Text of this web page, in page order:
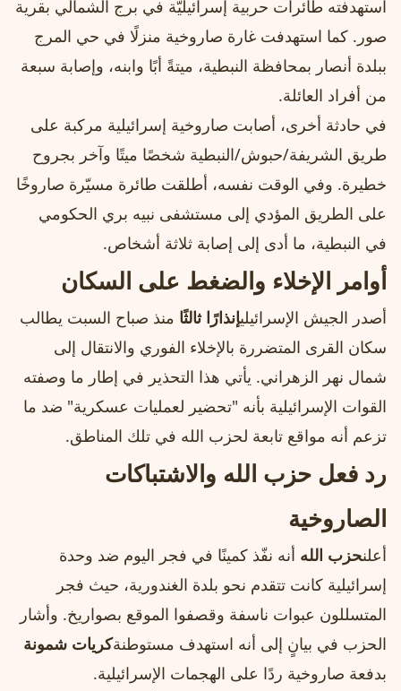
استهدفته طائرات حربية إسرائيليّة في برج الشمالي بقرية
صور. كما استهدفت غارة صاروخية منزلًا في حي المرج
ببلدة أنصار بمحافظة النبطية، ميتةً أبًا وابنه، وإصابة سبعة
من أفراد العائلة.
في حادثة أخرى، أصابت صاروخية إسرائيلية مركبة على
طريق الشريفة/حبوش/النبطية شخصًا ميتًا وآخر بجروح
خطيرة. وفي الوقت نفسه، أطلقت طائرة مسيّرة صاروخًا
على الطريق المؤدي إلى مستشفى نبيه بري الحكومي
في النبطية، ما أدى إلى إصابة ثلاثة أشخاص.
أوامر الإخلاء والضغط على السكان
أصدر الجيش الإسرائيليإنذارًا ثالثًا منذ صباح السبت يطالب
سكان القرى المتضررة بالإخلاء الفوري والانتقال إلى
شمال نهر الزهراني. يأتي هذا التحذير في إطار ما وصفته
القوات الإسرائيلية بأنه "تحضير لعمليات عسكرية" ضد ما
تزعم أنه مواقع تابعة لحزب الله في تلك المناطق.
رد فعل حزب الله والاشتباكات
الصاروخية
أعلنحزب الله أنه نفّذ كمينًا في فجر اليوم ضد وحدة
إسرائيلية كانت تتقدم نحو بلدة الغندورية، حيث فجر
المتسللون عبوات ناسفة وقصفوا الموقع بصواريخ. وأشار
الحزب في بيانٍ إلى أنه استهدف مستوطنةكريات شمونة
بدفعة صاروخية ردًا على الهجمات الإسرائيلية.